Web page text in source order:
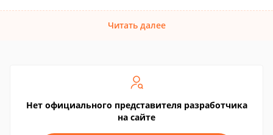
Читать далее
Нет официального представителя разработчика
на сайте